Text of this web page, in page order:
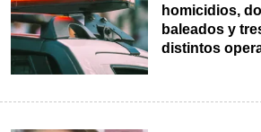
homicidios,
baleados y
distintos